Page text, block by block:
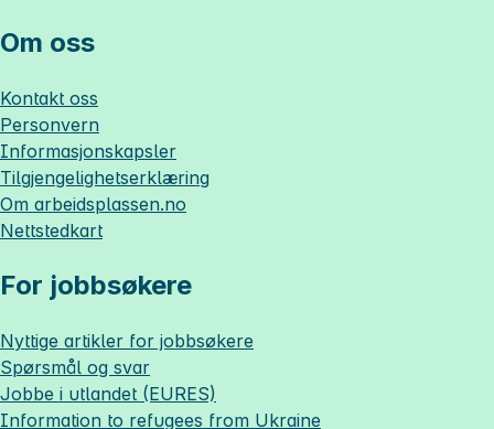
Om oss
Kontakt oss
Personvern
Informasjonskapsler
Tilgjengelighetserklæring
Om arbeidsplassen.no
Nettstedkart
For jobbsøkere
Nyttige artikler for jobbsøkere
Spørsmål og svar
Jobbe i utlandet (EURES)
Information to refugees from Ukraine